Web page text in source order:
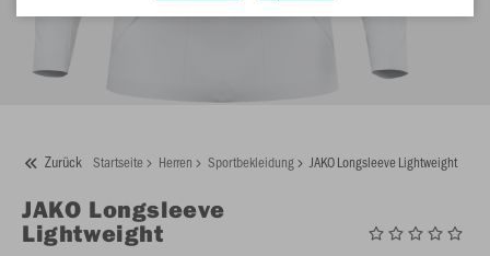
Zurück Startseite Herren Sportbekleidung JAKO Longsleeve Lightweight
JAKO Longsleeve
Lightweight